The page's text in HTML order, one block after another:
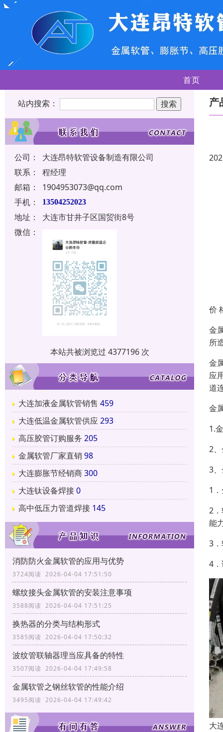
首页
站内搜索：
公司：
大连昂特软管设备制造有限公司
联系：
程经理
邮箱：
1904953073@qq.com
手机：
13504252023
地址：
大连市甘井子区国贸街8号
微信：
本站共被浏览过 4377196 次
大连加液金属软管销售 459
大连低温金属软管供应293
高压胶管订购服务 205
金属软管厂家直销 98
大连膨胀节经销商300
大连钛设备焊接0
高中低压力管道焊接 145
消防防火金属软管的应用与优势
3724阅读 2026-04-04 17:51:50
螺纹接头金属软管的安装注意事项
3588阅读 2026-04-04 17:51:25
换热器的分类与结构形式
3585阅读 2026-04-04 17:50:32
波纹管联轴器理当应具备的特性
3507阅读 2026-04-04 17:49:58
金属软管之钢丝软管的性能介绍
3495阅读 2026-04-04 17:49:42
产
价
金
所
金
应
道
金
1.
2
3
1
2
能
3
4
大